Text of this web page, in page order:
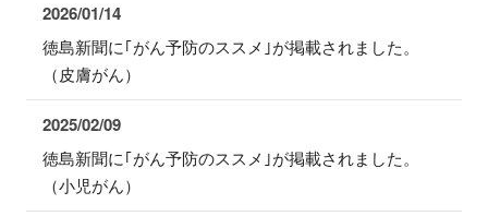
2026/01/14
徳島新聞に｢がん予防のススメ｣が掲載されました。
（皮膚がん）
2025/02/09
徳島新聞に｢がん予防のススメ｣が掲載されました。
（小児がん）